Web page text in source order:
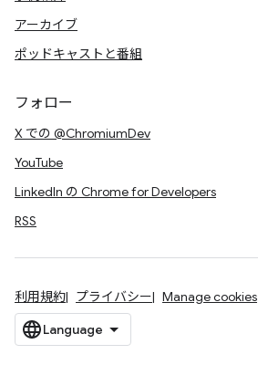
アーカイブ
ポッドキャストと番組
フォロー
X での @ChromiumDev
YouTube
LinkedIn の Chrome for Developers
RSS
利用規約 プライバシー Manage cookies